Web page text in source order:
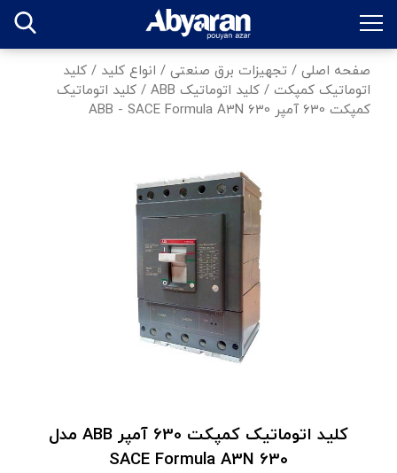
صفحه اصلی / تجهیزات برق صنعتی / انواع کلید / کلید
اتوماتیک کمپکت / کلید اتوماتیک ABB / کلید اتوماتیک
کمپکت 630 آمپر ABB - SACE Formula A3N 630
کلید اتوماتیک کمپکت 630 آمپر ABB مدل
SACE Formula A3N 630